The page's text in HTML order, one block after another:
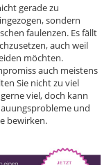
gerade zu
sondern
faulenzen. Es fällt
auch weil
möchten.
auch meistens
Sie nicht zu viel
viel, doch kann
und
bewirken.